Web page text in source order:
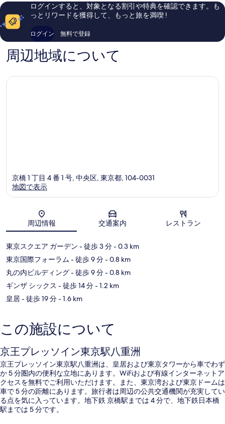
央
区
い、
口
1,007
件
の
し
い、
の
ログインすると、対象となる割引や特典を確認できます。も
っとリワードを獲得して、もっと旅を満喫 !
ログイン 無料で登録
周辺地域について
地図
京橋 1 丁目 4 番 1 号, 中央区, 東京都, 104-0031
地図で表示
周辺情報 交通案内 レストラン
東京スクエア ガーデン - 徒歩 3 分- 0.3 km
東京国際フォーラム - 徒歩 9 分- 0.8 km
丸の内ビルディング- 徒歩 9 分- 0.8 km
ギンザ シックス - 徒歩 14 分- 1.2 km
皇居- 徒歩 19 分- 1.6 km
この施設について
京王プレッソイン東京駅八重洲
京王プレッソイン東京駅八重洲は、皇居および東京タワーから車でわず
か 5 分圏内の便利な立地にあります。WiFiおよび有線インターネットア
クセスを無料でご利用いただけます。また、東京湾および東京ドームは
車で 5 分の距離にあります。旅行者は周辺の公共交通機関が充実してい
る点を気に入っています。地下鉄 京橋駅までは 4 分で、地下鉄日本橋
駅までは 5 分です。